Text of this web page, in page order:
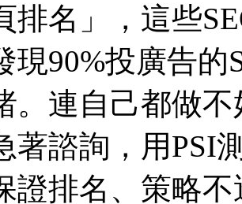
排名」，這些
現90%投廣告
。連自己都做
著諮詢，用PSI
證排名、策略